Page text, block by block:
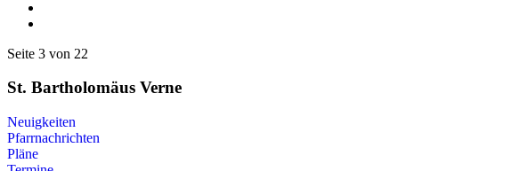
Seite 3 von 22
St. Bartholomäus Verne
Neuigkeiten
Pfarrnachrichten
Pläne